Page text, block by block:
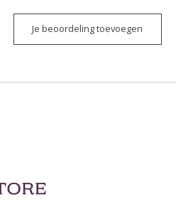
Je beoordeling toevoegen